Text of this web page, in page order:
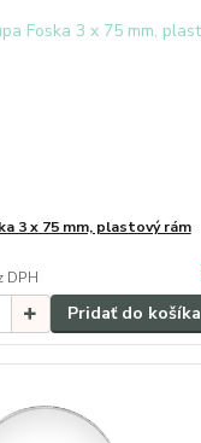
3 x 75 mm, plastový rám
DPH
Pridať do košíka